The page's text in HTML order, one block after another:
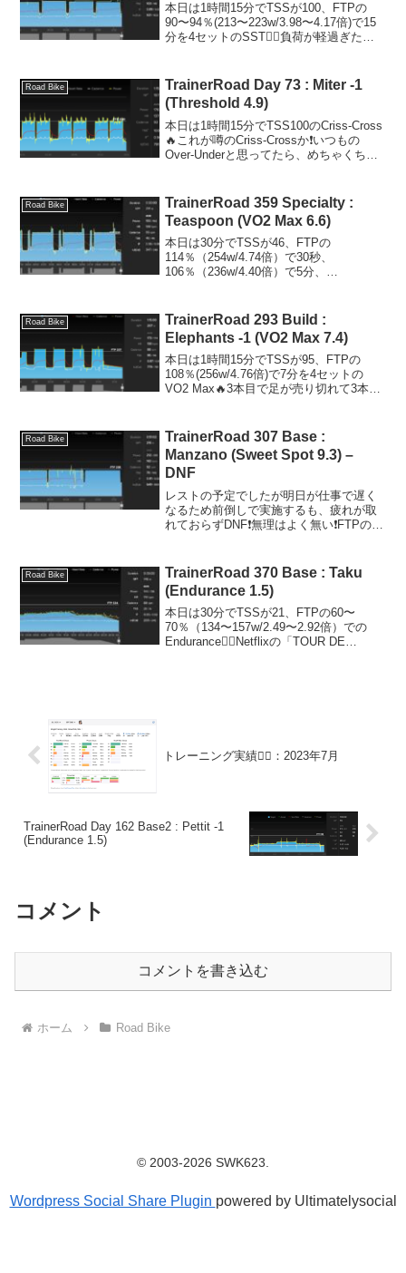
本日は1時間15分でTSSが100、FTPの
90〜94％(213〜223w/3.98〜4.17倍)で15
分を4セットのSST🚴‍♂️負荷が軽過ぎたの
遂。Surveyで...
Road Bike
TrainerRoad Day 73 : Miter -1
(Threshold 4.9)
本日は1時間15分でTSS100のCriss-Cross
🔥これが噂のCriss-Crossか❗️いつもの
Over-Underと思ってたら、めちゃくちゃ
リギリで乗れてな...
Road Bike
TrainerRoad 359 Specialty :
Teaspoon (VO2 Max 6.6)
本日は30分でTSSが46、FTPの
114％（254w/4.74倍）で30秒、
106％（236w/4.40倍）で5分、
VO2 Maxの数値もだい...
Road Bike
TrainerRoad 293 Build :
Elephants -1 (VO2 Max 7.4)
本日は1時間15分でTSSが95、FTPの
108％(256w/4.76倍)で7分を4セットの
VO2 Max🔥3本目で足が売り切れて3本目
本目の時点で処理できなくなっ...
Road Bike
TrainerRoad 307 Base :
Manzano (Sweet Spot 9.3) –
DNF
レストの予定でしたが明日が仕事で遅く
なるため前倒しで実施するも、疲れが取
れておらずDNF❗️無理はよく無い❗️FTPの
沈。SSTなんでいけるだろ...
Road Bike
TrainerRoad 370 Base : Taku
(Endurance 1.5)
本日は30分でTSSが21、FTPの60〜
70％（134〜157w/2.49〜2.92倍）での
Endurance🚴‍♂️Netflixの「TOUR DE
トレーニング実績🚴‍♂️：2023年7月
TrainerRoad Day 162 Base2 : Pettit -1
(Endurance 1.5)
コメント
コメントを書き込む
ホーム Road Bike
© 2003-2026 SWK623.
Wordpress Social Share Plugin powered by Ultimatelysocial